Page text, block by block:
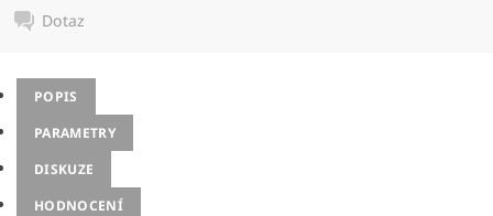
Dotaz
POPIS
PARAMETRY
DISKUZE
HODNOCENÍ